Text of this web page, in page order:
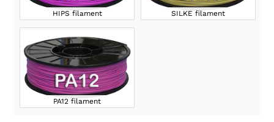
HIPS filament SILKE filament
PA12 filament